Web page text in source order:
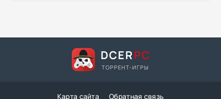
DCERPC
ТОРРЕНТ-ИГРЫ
Карта сайта Обратная связь